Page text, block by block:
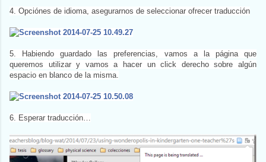
4. Opciónes de idioma, asegurarnos de seleccionar ofrecer traducción
5. Habiendo guardado las preferencias, vamos a la página que
queremos utilizar y vamos a hacer un click derecho sobre algún
espacio en blanco de la misma.
6. Esperar traducción…